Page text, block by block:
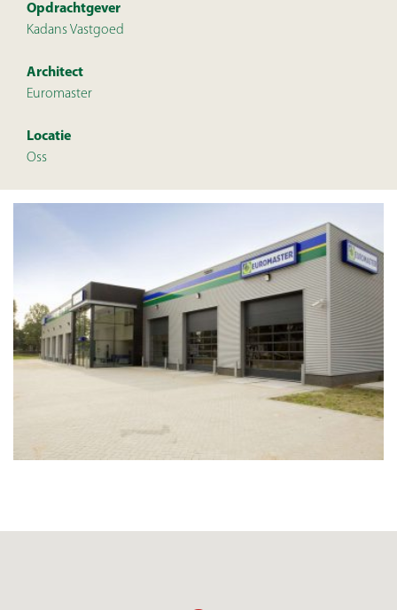
Opdrachtgever
Kadans Vastgoed
Architect
Euromaster
Locatie
Oss